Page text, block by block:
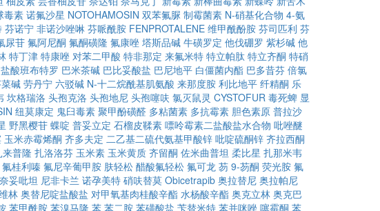
毒素 诺氟沙星 NOTOHAMOSIN 双苯氟脲 制霉菌素 N-硝基化合物 4-氨
芬诺宁 非诺沙唑啉 芬哌酰胺 FENPROTALENE 维甲酰酚胺 芬司匹利 芬
尿苷 氟阿尼酮 氟酮磺隆 氟康唑 塔斯品碱 牛磺罗定 他伐硼罗 紫杉碱 他
特丁津 特康唑 对苯二甲酸 特非那定 来氟米特 特立帕肽 特立齐酮 特硝
盐酸班布特罗 巴米茶碱 巴比妥酸盐 巴尼地平 白僵菌内酯 巴多昔芬 倍氯
碱 劳丹宁 六驳碱 N-十二烷酰基肌氨酸 来那度胺 利比地平 纤精酮 乐
坎格瑞洛 头孢克洛 头孢地尼 头孢噻呋 氯灭鼠灵 CYSTOFUR 毒死蜱 显
纽莫康定 鬼臼毒素 聚甲酚磺醛 多粘菌素 多抗霉素 胆色素原 普拉沙
野黑樱苷 蝶啶 普妥立定 石榴皮鞣素 嘌呤霉素二盐酸盐水合物 吡唑醚
玉米赤霉烯酮 齐多夫定 二乙基二硫代氨基甲酸锌 吡啶硫酮锌 齐拉西酮
来普隆 扎洛洛芬 玉米素 玉米黄质 齐留酮 佐米曲普坦 柔比星 扎那米韦
氟桂利嗪 氟尼辛葡甲胺 肤轻松 醋酸氟轻松 氟可龙 芴 9-芴酮 荧光胺 氟
奈妥吡坦 尼非卡兰 诺孕美特 硝呋替莫 Obicetrapib 奥拉替尼 奥拉帕尼
林 奥替尼啶盐酸盐 对甲氧基肉桂酸辛酯 水杨酸辛酯 奥克立林 奥克巴
苯甲酰胺 苯溴马隆 苯 苯二胺 苯磺酸盐 苄替米特 苯并咪唑 噻霉酮 苯